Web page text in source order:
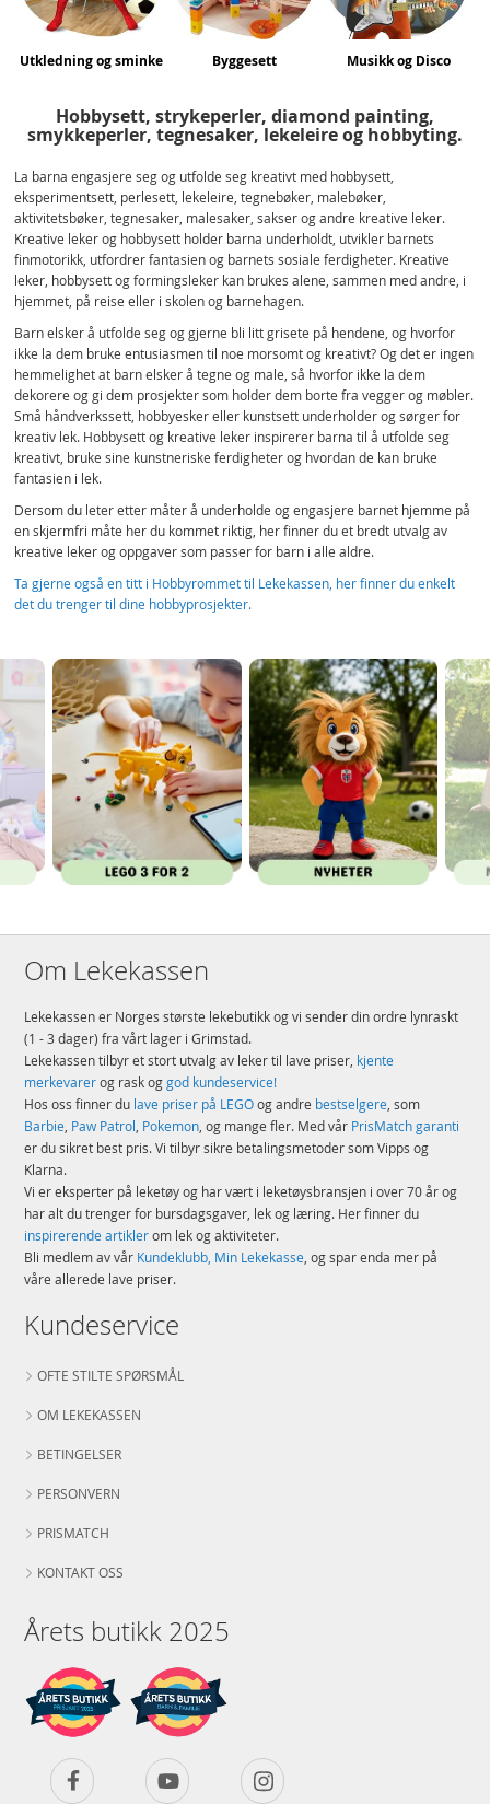
Utkledning og sminke Byggesett Musikk og Disco
Hobbysett, strykeperler, diamond painting,
smykkeperler, tegnesaker, lekeleire og hobbyting.
La barna engasjere seg og utfolde seg kreativt med hobbysett,
eksperimentsett, perlesett, lekeleire, tegnebøker, malebøker,
aktivitetsbøker, tegnesaker, malesaker, sakser og andre kreative leker.
Kreative leker og hobbysett holder barna underholdt, utvikler barnets
finmotorikk, utfordrer fantasien og barnets sosiale ferdigheter. Kreative
leker, hobbysett og formingsleker kan brukes alene, sammen med andre, i
hjemmet, på reise eller i skolen og barnehagen.
Barn elsker å utfolde seg og gjerne bli litt grisete på hendene, og hvorfor
ikke la dem bruke entusiasmen til noe morsomt og kreativt? Og det er ingen
hemmelighet at barn elsker å tegne og male, så hvorfor ikke la dem
dekorere og gi dem prosjekter som holder dem borte fra vegger og møbler.
Små håndverkssett, hobbyesker eller kunstsett underholder og sørger for
kreativ lek. Hobbysett og kreative leker inspirerer barna til å utfolde seg
kreativt, bruke sine kunstneriske ferdigheter og hvordan de kan bruke
fantasien i lek.
Dersom du leter etter måter å underholde og engasjere barnet hjemme på
en skjermfri måte her du kommet riktig, her finner du et bredt utvalg av
kreative leker og oppgaver som passer for barn i alle aldre.
Ta gjerne også en titt i Hobbyrommet til Lekekassen, her finner du enkelt
det du trenger til dine hobbyprosjekter.
Om Lekekassen
Lekekassen er Norges største lekebutikk og vi sender din ordre lynraskt
(1 - 3 dager) fra vårt lager i Grimstad.
Lekekassen tilbyr et stort utvalg av leker til lave priser, kjente
merkevarerog rask oggod kundeservice!
Hos oss finner du lave priser på LEGOog andre bestselgere , som
Barbie Paw Patrol Pokemon , og mange fler. Med vår PrisMatch garanti
er du sikret best pris. Vi tilbyr sikre betalingsmetoder som Vipps og
Klarna.
Vi er eksperter på leketøy og har vært i leketøysbransjen i over 70 år og
har alt du trenger for bursdagsgaver, lek og læring. Her finner du
inspirerende artiklerom lek og aktiviteter.
Bli medlem av vår Kundeklubb, Min Lekekasse , og spar enda mer på
våre allerede lave priser.
Kundeservice
OFTE STILTE SPØRSMÅL
OM LEKEKASSEN
BETINGELSER
PERSONVERN
PRISMATCH
KONTAKT OSS
Årets butikk 2025